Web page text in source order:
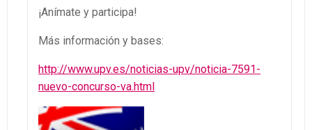
¡Anímate y participa!
Más información y bases:
http://www.upv.es/noticias-upv/noticia-7591-
nuevo-concurso-va.html